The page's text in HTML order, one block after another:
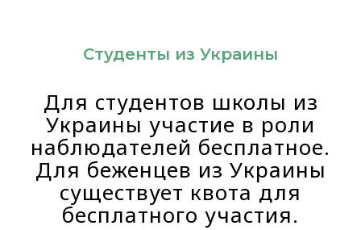
Студенты из Украины
Для студентов школы из
Украины участие в роли
наблюдателей бесплатное.
Для беженцев из Украины
существует квота для
бесплатного участия.